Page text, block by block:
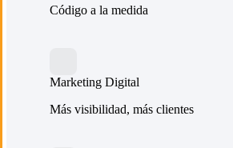
Código a la medida
Marketing Digital
Más visibilidad, más clientes